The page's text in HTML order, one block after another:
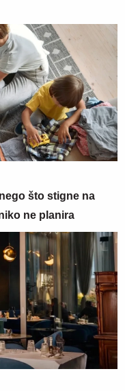
što stigne na
ne planira